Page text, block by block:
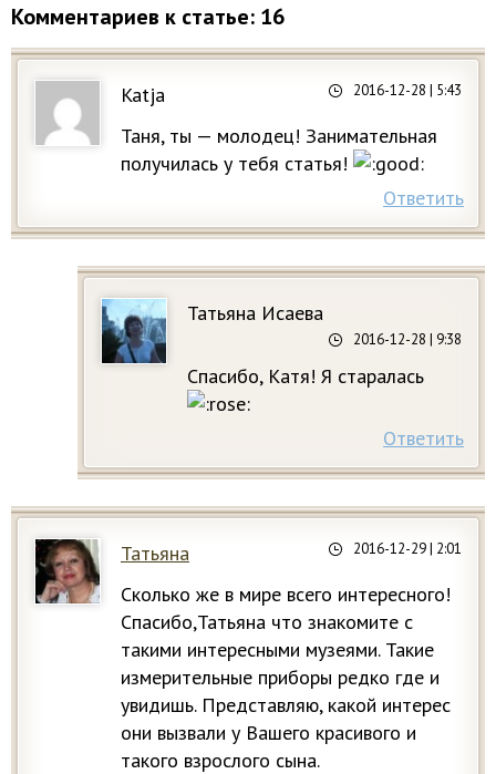
Комментариев к статье: 16
Katja 2016-12-28 | 5:43
Таня, ты — молодец! Занимательная
получилась у тебя статья!
Ответить
Татьяна Исаева
2016-12-28 | 9:38
Спасибо, Катя! Я старалась
Ответить
Татьяна 2016-12-29| 2:01
Сколько же в мире всего интересного!
Спасибо,Татьяна что знакомите с
такими интересными музеями. Такие
измерительные приборы редко где и
увидишь. Представляю, какой интерес
они вызвали у Вашего красивого и
такого взрослого сына.